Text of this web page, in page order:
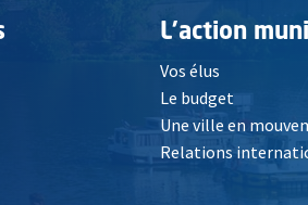
L'action
Vos élus
Le budget
Une ville en
Relations